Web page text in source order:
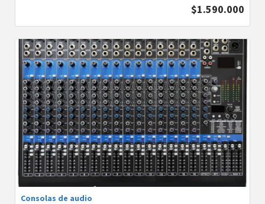
$1.590.000
Consolas de audio